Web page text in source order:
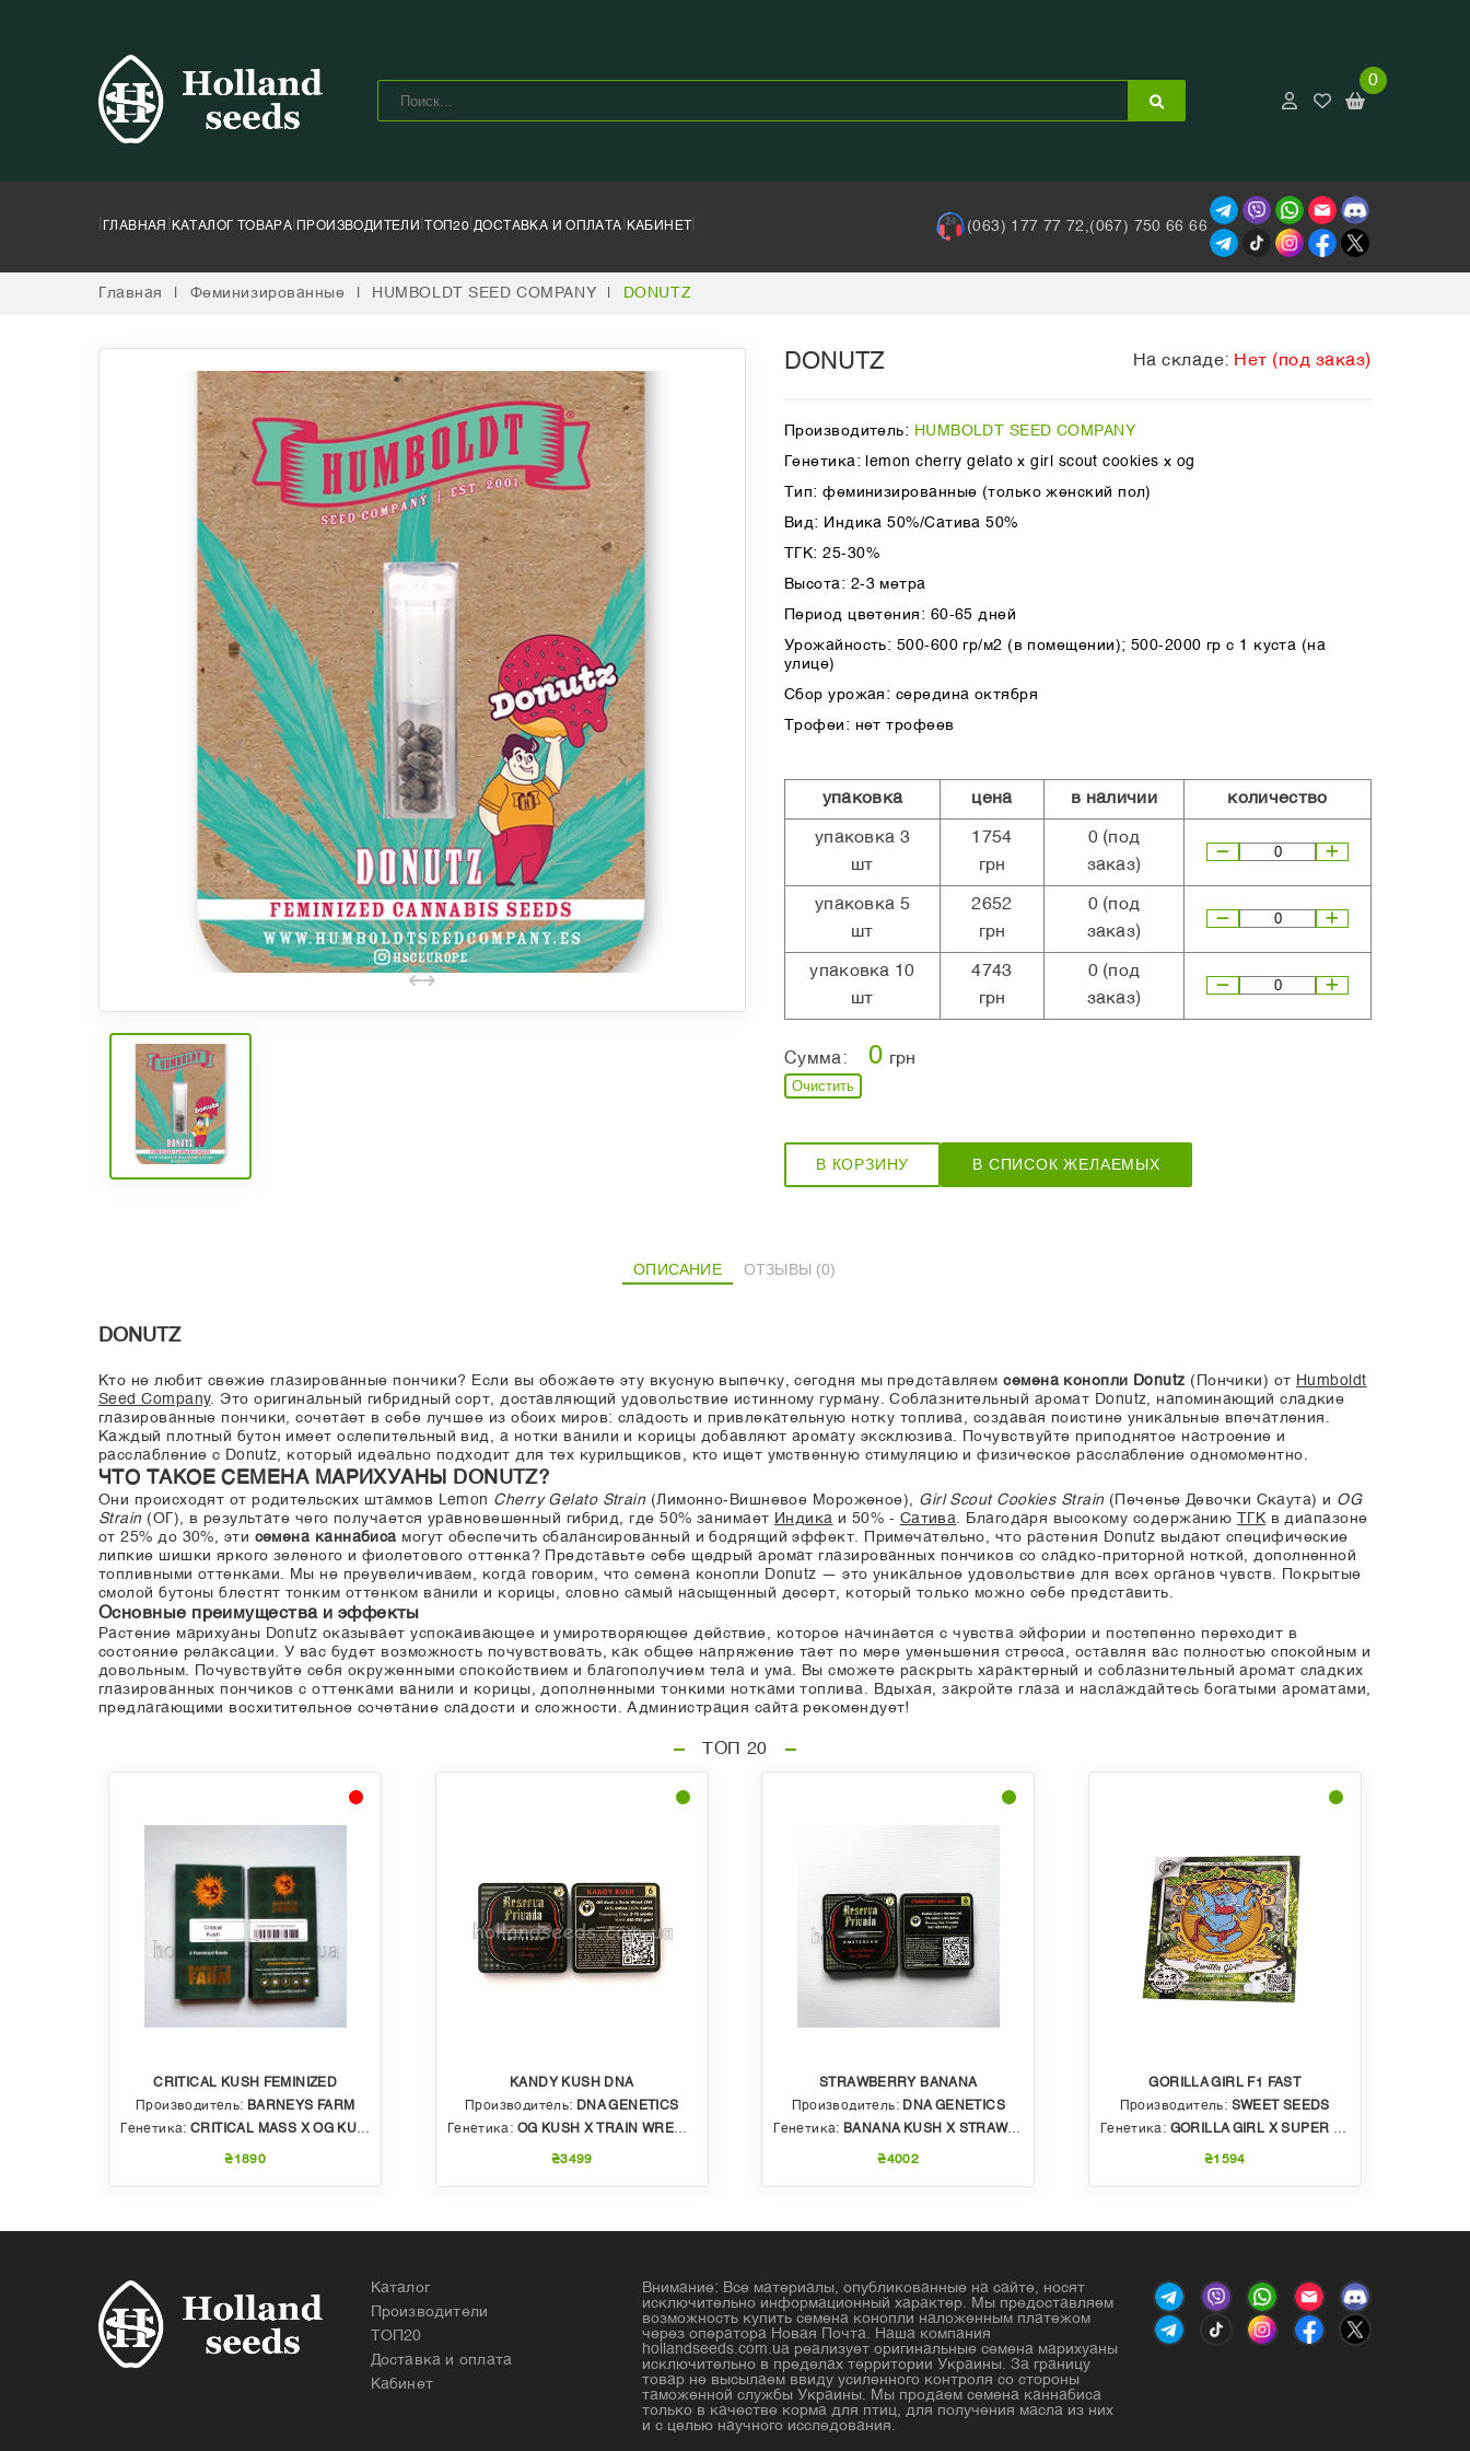
0
ГЛАВНАЯ КАТАЛОГ ТОВАРА ПРОИЗВОДИТЕЛИ | ТОП20 |ДОСТАВКА И ОПЛАТА КАБИНЕТ | (063) 177 77 72, (067) 750 66 66
Главная Феминизированные HUMBOLDT SEED COMPANY DONUTZ
DONUTZ На складе: Нет (под заказ)
Производитель: HUMBOLDT SEED COMPANY
Генетика: lemon cherry gelato x girl scout cookies x og
Тип: феминизированные (только женский пол)
Вид: Индика 50%/Сатива 50%
ТГК: 25-30%
Высота: 2-3 метра
Период цветения: 60-65 дней
Урожайность: 500-600 гр/м2 (в помещении); 500-2000 гр с 1 куста (на
улице)
Сбор урожая: середина октября
Трофеи: нет трофеев
упаковка цена в наличии количество
упаковка 3
шт
1754
грн
0(под
заказ)
упаковка 5
шт
2652
грн
0(под
заказ)
упаковка 10
шт
4743
грн
0(под
заказ)
Сумма: 0 грн
Очистить
В КОРЗИНУ В СПИСОК ЖЕЛАЕМЫХ
ОПИСАНИЕ ОТЗЫВЫ (0)
DONUTZ
Кто не любит свежие глазированные пончики? Если вы обожаете эту вкусную выпечку, сегодня мы представляемсемена конопли Donutz (Пончики) от Humboldt
Seed Company. Это оригинальный гибридный сорт, доставляющий удовольствие истинному гурману. Соблазнительный аромат Donutz, напоминающий сладкие
глазированные пончики, сочетает в себе лучшее из обоих миров: сладость и привлекательную нотку топлива, создавая поистине уникальные впечатления.
Каждый плотный бутон имеет ослепительный вид, а нотки ванили и корицы добавляют аромату эксклюзива. Почувствуйте приподнятое настроение и
расслабление с Donutz, который идеально подходит для тех курильщиков, кто ищет умственную стимуляцию и физическое расслабление одномоментно.
ЧТО ТАКОЕ СЕМЕНА МАРИХУАНЫ DONUTZ?
Они происходят от родительских штаммов Lemon Cherry Gelato Strain(Лимонно-Вишневое Мороженое), Girl Scout Cookies Strain(Печенье Девочки Скаута) и OG
Strain(ОГ), в результате чего получается уравновешенный гибрид, где 50% занимает Индика и 50% - Сатива . Благодаря высокому содержанию ТГК в диапазоне
от 25% до 30%, эти семена каннабиса могут обеспечить сбалансированный и бодрящий эффект. Примечательно, что растения Donutz выдают специфические
липкие шишки яркого зеленого и фиолетового оттенка? Представьте себе щедрый аромат глазированных пончиков со сладко-приторной ноткой, дополненной
топливными оттенками. Мы не преувеличиваем, когда говорим, что семена конопли Donutz — это уникальное удовольствие для всех органов чувств. Покрытые
смолой бутоны блестят тонким оттенком ванили и корицы, словно самый насыщенный десерт, который только можно себе представить.
Основные преимущества и эффекты
Растение марихуаны Donutz оказывает успокаивающее и умиротворяющее действие, которое начинается с чувства эйфории и постепенно переходит в
состояние релаксации. У вас будет возможность почувствовать, как общее напряжение тает по мере уменьшения стресса, оставляя вас полностью спокойным и
довольным. Почувствуйте себя окруженными спокойствием и благополучием тела и ума. Вы сможете раскрыть характерный и соблазнительный аромат сладких
глазированных пончиков с оттенками ванили и корицы, дополненными тонкими нотками топлива. Вдыхая, закройте глаза и наслаждайтесь богатыми ароматами,
предлагающими восхитительное сочетание сладости и сложности. Администрация сайта рекомендует!
ТОП 20
CRITICAL KUSH FEMINIZED
Производитель: BARNEYS FARM
Генетика:CRITICAL MASS X OG KUSH
₴1890
KANDY KUSH DNA
Производитель: DNA GENETICS
Генетика: OG KUSH X TRAIN WRECK (T4)
₴3499
STRAWBERRY BANANA
Производитель: DNA GENETICS
Генетика: BANANA KUSH X STRAWBERRY PHENO OF BUBBLE GUM
₴4002
GORILLA GIRL F1 FAST
Производитель: SWEET SEEDS
Генетика: GORILLA GIRL X SUPER STRONG X SWEET GELATO AUTO
₴1594
Каталог
Производители
ТОП20
Доставка и оплата
Кабинет
Внимание: Все материалы, опубликованные на сайте, носят
исключительно информационный характер. Мы предоставляем
возможность купить семена конопли наложенным платежом
через оператора Новая Почта. Наша компания
hollandseeds.com.ua реализует оригинальные семена марихуаны
исключительно в пределах территории Украины. За границу
товар не высылаем ввиду усиленного контроля со стороны
таможенной службы Украины. Мы продаем семена каннабиса
только в качестве корма для птиц, для получения масла из них
и с целью научного исследования.